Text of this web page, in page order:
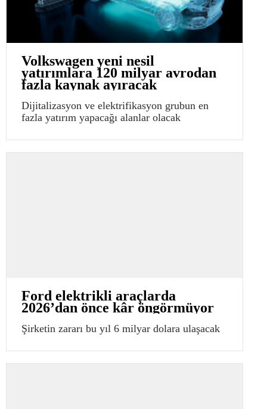
Volkswagen yeni nesil
yatırımlara 120 milyar avrodan
fazla kaynak ayıracak
Dijitalizasyon ve elektrifikasyon grubun en
fazla yatırım yapacağı alanlar olacak
Ford elektrikli araçlarda
2026’dan önce kâr öngörmüyor
Şirketin zararı bu yıl 6 milyar dolara ulaşacak